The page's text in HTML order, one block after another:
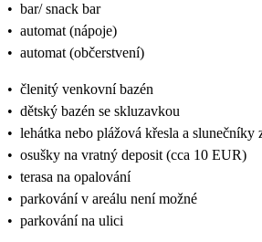
• bar/ snack bar
• automat (nápoje)
• automat (občerstvení)
• členitý venkovní bazén
• dětský bazén se skluzavkou
• lehátka nebo plážová křesla a slunečníky
• osušky na vratný deposit (cca 10 EUR)
• terasa na opalování
• parkování v areálu není možné
• parkování na ulici